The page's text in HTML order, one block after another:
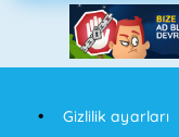
Gizlilik ayarları